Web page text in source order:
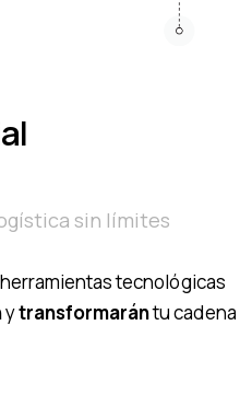
sin límites
tecnológicas
ytransformarántu cadena